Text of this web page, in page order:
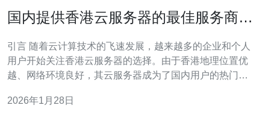
国内提供香港云服务器的最佳服务商对
引言 随着云计算技术的飞速发展，越来越多的企业和个人
用户开始关注香港云服务器的选择。由于香港地理位置优
越、网络环境良好，其云服务器成为了国内用户的热门选
显得尤为重要。本文将对国内提供香港云服务器的最佳服
2026年1月28日